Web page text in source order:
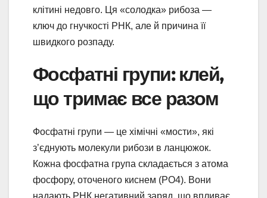
клітині недовго. Ця «солодка» рибоза —
ключ до гнучкості РНК, але й причина її
швидкого розпаду.
Фосфатні групи: клей,
що тримає все разом
Фосфатні групи — це хімічні «мости», які
з’єднують молекули рибози в ланцюжок.
Кожна фосфатна група складається з атома
фосфору, оточеного киснем (PO4). Вони
надають РНК негативний заряд, що впливає